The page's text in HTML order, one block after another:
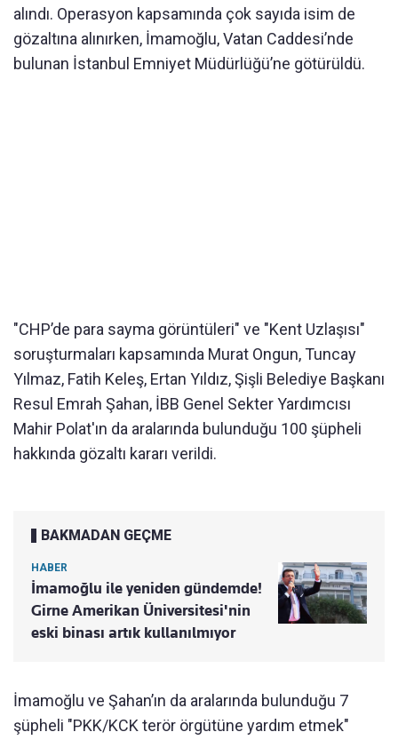
alındı. Operasyon kapsamında çok sayıda isim de
gözaltına alınırken, İmamoğlu, Vatan Caddesi’nde
bulunan İstanbul Emniyet Müdürlüğü’ne götürüldü.
"CHP’de para sayma görüntüleri" ve "Kent Uzlaşısı"
soruşturmaları kapsamında Murat Ongun, Tuncay
Yılmaz, Fatih Keleş, Ertan Yıldız, Şişli Belediye Başkanı
Resul Emrah Şahan, İBB Genel Sekter Yardımcısı
Mahir Polat'ın da aralarında bulunduğu 100 şüpheli
hakkında gözaltı kararı verildi.
BAKMADAN GEÇME
HABER
İmamoğlu ile yeniden gündemde!
Girne Amerikan Üniversitesi'nin
eski binası artık kullanılmıyor
İmamoğlu ve Şahan’ın da aralarında bulunduğu 7
şüpheli "PKK/KCK terör örgütüne yardım etmek"